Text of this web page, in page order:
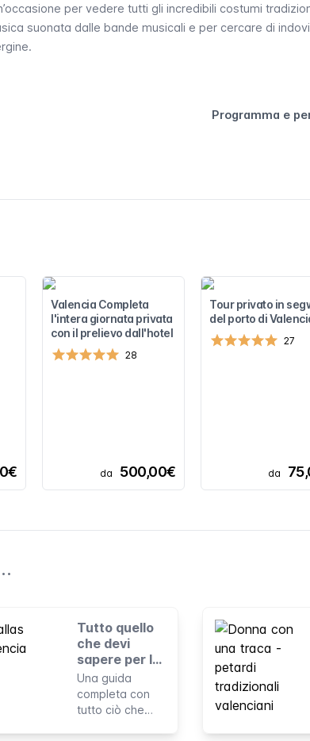
per vedere tutti gli incredibili costumi
suonata dalle bande musicali e per cercare di
Programma e
Valencia Completa
l'intera giornata privata
con il prelievo dall'hotel
28
da 500,00€
Tour privato in
del porto di
27
da
Tutto quello
che devi
sapere per le
tue prime
Fallas
Una guida
completa con
tutto ciò che